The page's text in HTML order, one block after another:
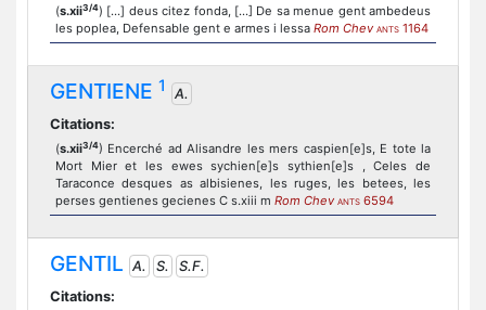
(s.xii3/4) [...] deus citez fonda, [...] De sa menue gent ambedeus
les poplea, Defensable gent e armes i lessa Rom Chev ANTS 1164
GENTIENE 1
A.
Citations:
(s.xii3/4) Encerché ad Alisandre les mers caspien[e]s, E tote la
Mort Mier et les ewes sychien[e]s sythien[e]s , Celes de
Taraconce desques as albisienes, les ruges, les betees, les
perses gentienes gecienes C s.xiii m Rom Chev ANTS 6594
GENTIL A. S.
S.F.
Citations: